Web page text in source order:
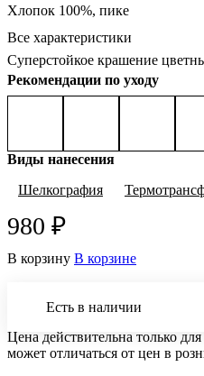
Хлопок 100%, пике
Все характеристики
Суперстойкое крашение
Рекомендации по уходу
Виды нанесения
Шелкография
980 ₽
В корзину В корзине
Есть в наличии
Цена действительна только
может отличаться от цен в